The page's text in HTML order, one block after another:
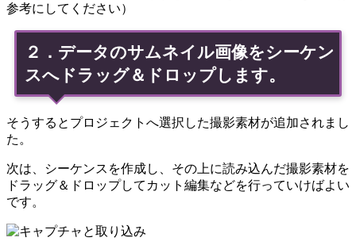
参考にしてください）
２．データのサムネイル画像をシーケン
スへドラッグ＆ドロップします。
そうするとプロジェクトへ選択した撮影素材が追加されまし
た。
次は、シーケンスを作成し、その上に読み込んだ撮影素材を
ドラッグ＆ドロップしてカット編集などを行っていけばよい
です。